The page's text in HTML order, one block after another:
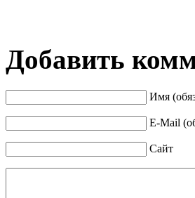
Добавить
Имя
E-Mail
Сайт